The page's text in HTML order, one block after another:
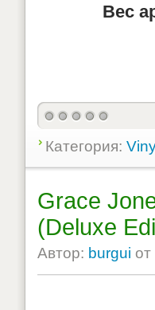
Вес
Категория:
Grace
(Deluxe
Автор: burgui от